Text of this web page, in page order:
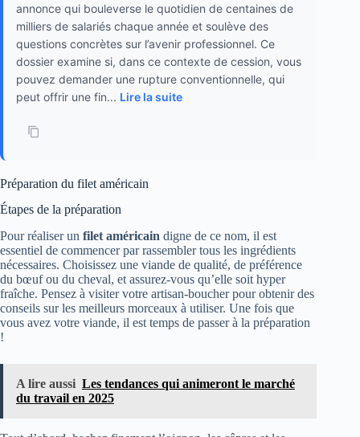
annonce qui bouleverse le quotidien de centaines de
milliers de salariés chaque année et soulève des
questions concrètes sur l’avenir professionnel. Ce
dossier examine si, dans ce contexte de cession, vous
pouvez demander une rupture conventionnelle, qui
peut offrir une fin... Lire la suite
Préparation du filet américain
Étapes de la préparation
Pour réaliser un filet américain digne de ce nom, il est
essentiel de commencer par rassembler tous les ingrédients
nécessaires. Choisissez une viande de qualité, de préférence
du bœuf ou du cheval, et assurez-vous qu’elle soit hyper
fraîche. Pensez à visiter votre artisan-boucher pour obtenir des
conseils sur les meilleurs morceaux à utiliser. Une fois que
vous avez votre viande, il est temps de passer à la préparation
!
A lire aussi Les tendances qui animeront le marché
du travail en 2025